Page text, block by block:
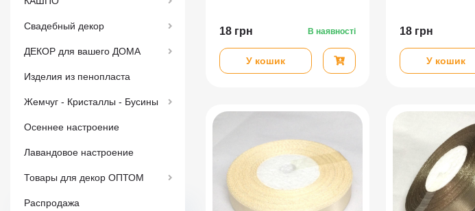
Свадебный декор
ДЕКОР для вашего ДОМА
Изделия из пенопласта
Жемчуг - Кристаллы - Бусины
Осеннее настроение
Лавандовое настроение
Товары для декор ОПТОМ
Распродажа
18 грн В наявності
У кошик
18 грн
У кошик